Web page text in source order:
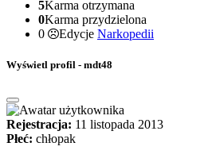
5Karma otrzymana
0Karma przydzielona
0
Edycje Narkopedii
Wyświetl profil - mdt48
Rejestracja: 11 listopada 2013
Płeć: chłopak